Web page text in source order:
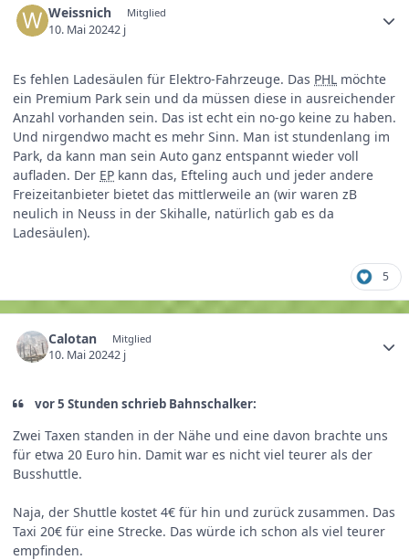
Weissnich Mitglied
10. Mai 20242 j
Es fehlen Ladesäulen für Elektro-Fahrzeuge. Das PHL möchte
ein Premium Park sein und da müssen diese in ausreichender
Anzahl vorhanden sein. Das ist echt ein no-go keine zu haben.
Und nirgendwo macht es mehr Sinn. Man ist stundenlang im
Park, da kann man sein Auto ganz entspannt wieder voll
aufladen. Der EP kann das, Efteling auch und jeder andere
Freizeitanbieter bietet das mittlerweile an (wir waren zB
neulich in Neuss in der Skihalle, natürlich gab es da
Ladesäulen).
5
Calotan Mitglied
10. Mai 20242 j
vor 5 Stunden schrieb Bahnschalker:
Zwei Taxen standen in der Nähe und eine davon brachte uns
für etwa 20 Euro hin. Damit war es nicht viel teurer als der
Busshuttle.
Naja, der Shuttle kostet 4€ für hin und zurück zusammen. Das
Taxi 20€ für eine Strecke. Das würde ich schon als viel teurer
empfinden.